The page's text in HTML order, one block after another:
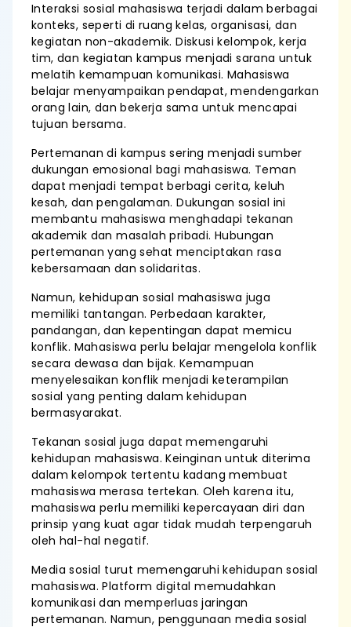
Interaksi sosial mahasiswa terjadi dalam berbagai
konteks, seperti di ruang kelas, organisasi, dan
kegiatan non-akademik. Diskusi kelompok, kerja
tim, dan kegiatan kampus menjadi sarana untuk
melatih kemampuan komunikasi. Mahasiswa
belajar menyampaikan pendapat, mendengarkan
orang lain, dan bekerja sama untuk mencapai
tujuan bersama.
Pertemanan di kampus sering menjadi sumber
dukungan emosional bagi mahasiswa. Teman
dapat menjadi tempat berbagi cerita, keluh
kesah, dan pengalaman. Dukungan sosial ini
membantu mahasiswa menghadapi tekanan
akademik dan masalah pribadi. Hubungan
pertemanan yang sehat menciptakan rasa
kebersamaan dan solidaritas.
Namun, kehidupan sosial mahasiswa juga
memiliki tantangan. Perbedaan karakter,
pandangan, dan kepentingan dapat memicu
konflik. Mahasiswa perlu belajar mengelola konflik
secara dewasa dan bijak. Kemampuan
menyelesaikan konflik menjadi keterampilan
sosial yang penting dalam kehidupan
bermasyarakat.
Tekanan sosial juga dapat memengaruhi
kehidupan mahasiswa. Keinginan untuk diterima
dalam kelompok tertentu kadang membuat
mahasiswa merasa tertekan. Oleh karena itu,
mahasiswa perlu memiliki kepercayaan diri dan
prinsip yang kuat agar tidak mudah terpengaruh
oleh hal-hal negatif.
Media sosial turut memengaruhi kehidupan sosial
mahasiswa. Platform digital memudahkan
komunikasi dan memperluas jaringan
pertemanan. Namun, penggunaan media sosial